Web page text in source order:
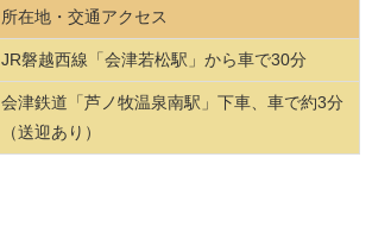
所在地・交通アクセス
JR磐越西線「会津若松駅」から車で30分
会津鉄道「芦ノ牧温泉南駅」下車、車で約3分
（送迎あり）